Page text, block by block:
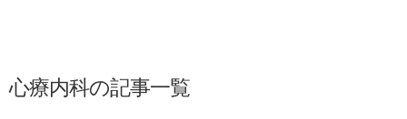
心療内科の記事一覧